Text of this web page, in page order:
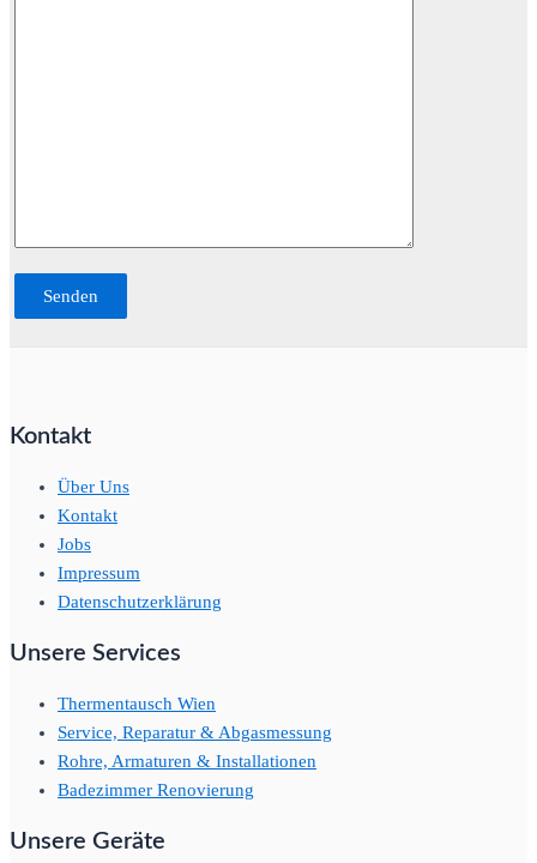
Kontakt
Über Uns
Kontakt
Jobs
Impressum
Datenschutzerklärung
Unsere Services
Thermentausch Wien
Service, Reparatur & Abgasmessung
Rohre, Armaturen & Installationen
Badezimmer Renovierung
Unsere Geräte